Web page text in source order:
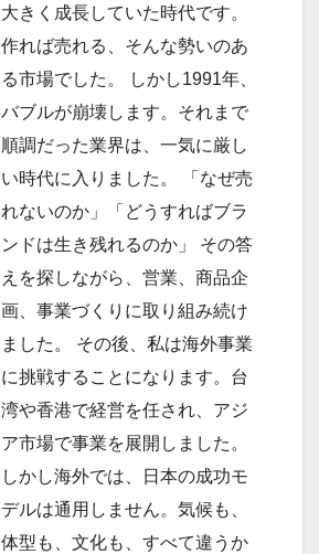
大きく成長していた時代です。
作れば売れる、そんな勢いのあ
る市場でした。 しかし1991年、
バブルが崩壊します。それまで
順調だった業界は、一気に厳し
い時代に入りました。 「なぜ売
れないのか」「どうすればブラ
ンドは生き残れるのか」 その答
えを探しながら、営業、商品企
画、事業づくりに取り組み続け
ました。 その後、私は海外事業
に挑戦することになります。台
湾や香港で経営を任され、アジ
ア市場で事業を展開しました。
しかし海外では、日本の成功モ
デルは通用しません。気候も、
体型も、文化も、すべて違うか